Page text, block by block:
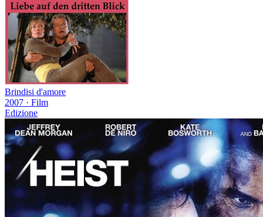
Brindisi d'amore
2007 · Film
Edizione